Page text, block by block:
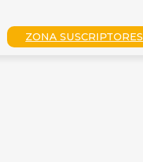
ZONA SUSCRIPTORES